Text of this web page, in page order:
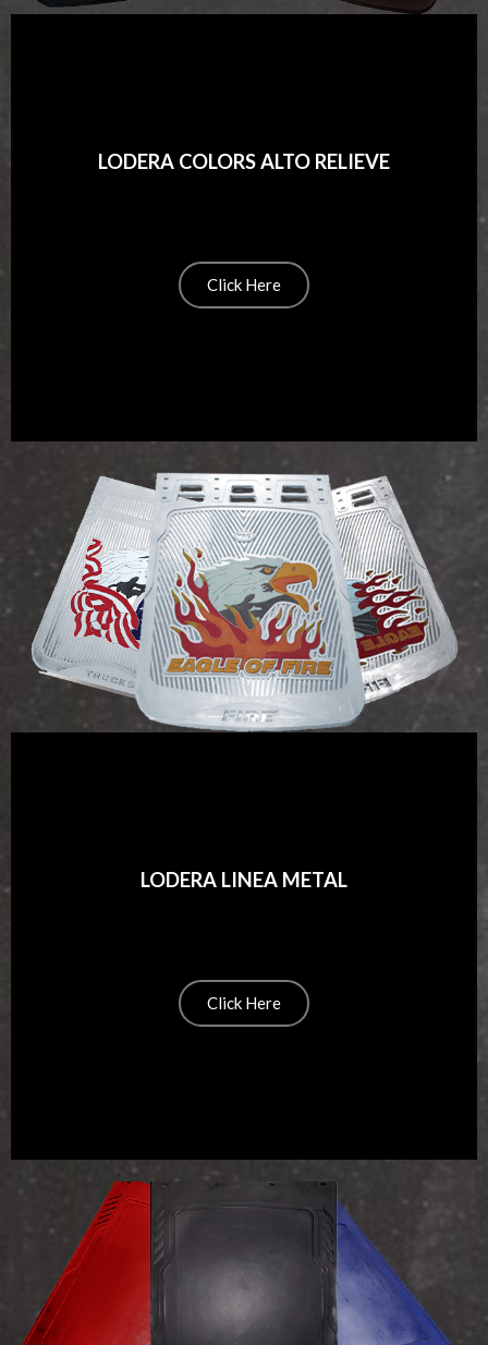
LODERA COLORS ALTO RELIEVE
Click Here
LODERA LINEA METAL
Click Here